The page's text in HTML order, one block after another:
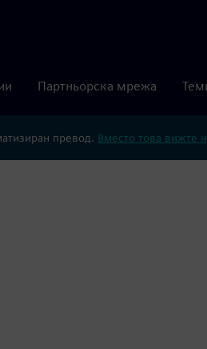
Партньорска мрежа
превод. Вместо това вижте